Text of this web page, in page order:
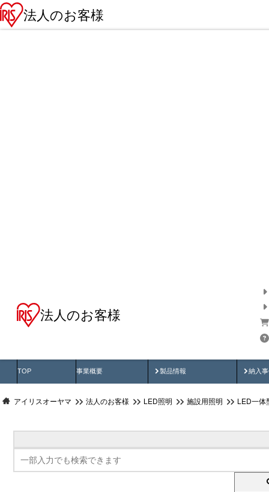
法人のお客様
法人のお客様
TOP 事業概要 製品情報
製品動画 納入
納
アイリスオーヤマ 法人のお客様 LED照明 施設用照明 LED一体